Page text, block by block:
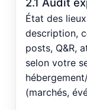
État des
description,
posts, Q&R,
selon votre
(marchés,